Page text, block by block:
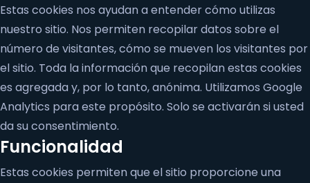
Estas cookies nos ayudan a entender cómo utilizas
nuestro sitio. Nos permiten recopilar datos sobre el
número de visitantes, cómo se mueven los visitantes por
el sitio. Toda la información que recopilan estas cookies
es agregada y, por lo tanto, anónima. Utilizamos Google
Analytics para este propósito. Solo se activarán si usted
da su consentimiento.
Funcionalidad
Estas cookies permiten que el sitio proporcione una